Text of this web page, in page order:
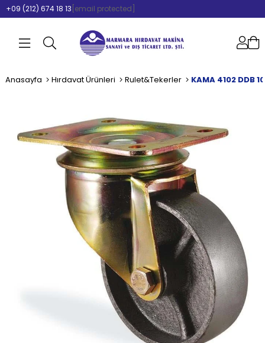
+09 (212) 674 18 13 [email protected]
Anasayfa Hırdavat Ürünleri Rulet&Tekerler KAMA 4102 DDB